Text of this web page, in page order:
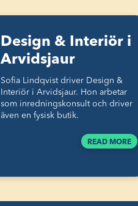
Design & Interiör i
Arvidsjaur
Sofia Lindqvist driver Design &
Interiör i Arvidsjaur. Hon arbetar
som inredningskonsult och driver
även en fysisk butik.
READ MORE